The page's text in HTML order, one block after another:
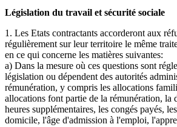
Législation du travail et sécurité sociale
1. Les Etats contractants accorderont aux
régulièrement sur leur territoire le même
en ce qui concerne les matières suivantes:
a) Dans la mesure où ces questions sont
législation ou dépendent des autorités
rémunération, y compris les allocations
allocations font partie de la rémunération, la
heures supplémentaires, les congés payés,
domicile, l'âge d'admission à l'emploi,